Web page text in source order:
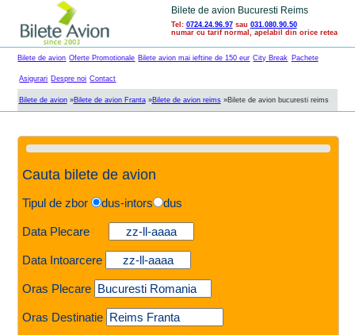
Bilete de avion Bucuresti Reims
Tel: 0724.24.96.97sau 031.080.90.50
numar cu tarif normal, apelabil din orice retea
Bilete de avion Oferte Promotionale Bilete avion mai ieftine de 150 eur City Break Pachete
Asigurari Despre noi Contact
Bilete de avion»Bilete de avion Franta»Bilete de avion reims»Bilete de avion bucuresti reims
Cauta bilete de avion
Tipul de zbor dus-intors dus
Data Plecare
Data Intoarcere
Oras Plecare
Oras Destinatie